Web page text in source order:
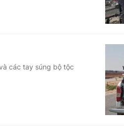
các tay súng bộ tộc